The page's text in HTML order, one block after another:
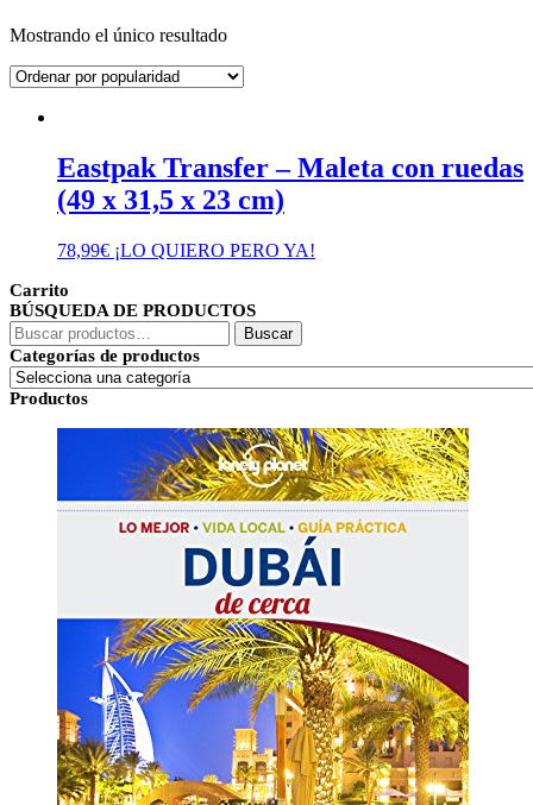
Mostrando el único resultado
Eastpak Transfer – Maleta con ruedas
(49 x 31,5 x 23 cm)
78,99€ ¡LO QUIERO PERO YA!
Carrito
BÚSQUEDA DE PRODUCTOS
Buscar
por:
Buscar
Categorías de productos
Productos